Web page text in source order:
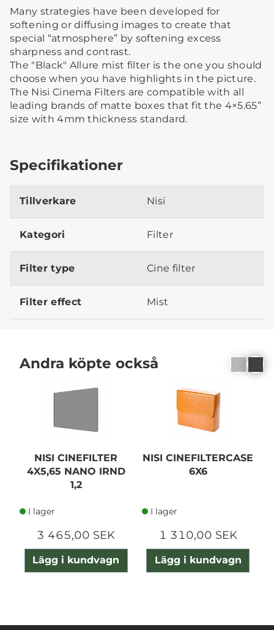
Many strategies have been developed for
softening or diffusing images to create that
special “atmosphere” by softening excess
sharpness and contrast.
The "Black" Allure mist filter is the one you should
choose when you have highlights in the picture.
The Nisi Cinema Filters are compatible with all
leading brands of matte boxes that fit the 4×5.65”
size with 4mm thickness standard.
Specifikationer
Tillverkare Nisi
Kategori Filter
Filter type Cine filter
Filter effect Mist
Andra köpte också
NISI CINEFILTER
4X5,65 NANO IRND
1,2
I lager
3 465,00 SEK
Lägg i kundvagn
NISI CINEFILTERCASE
6X6
I lager
1 310,00 SEK
Lägg i kundvagn